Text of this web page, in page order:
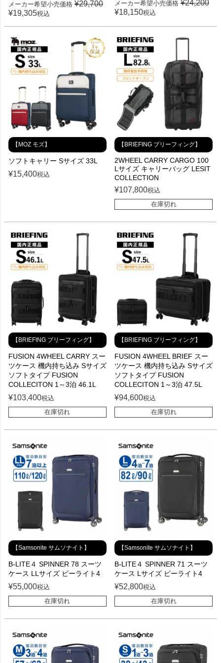
メーカー希望小売価格 ¥29,700
¥19,305税込
メーカー希望小売価格 ¥24,200
¥18,150税込
【MOZ モズ】
ソフトキャリー Sサイズ 33L
¥15,400税込
【BRIEFING ブリーフィング】
2WHEEL CARRY CARGO 100
Lサイズ キャリーバッグ LESIT
COLLECTION
¥107,800税込
在庫切れ
【BRIEFING ブリーフィング】
FUSION 4WHEEL CARRY スー
ツケース 機内持ち込み Sサイズ
ソフトタイプ FUSION
COLLECITON 1～3泊 46.1L
¥103,400税込
在庫切れ
【BRIEFING ブリーフィング】
FUSION 4WHEEL BRIEF スー
ツケース 機内持ち込み Sサイズ
ソフトタイプ FUSION
COLLECITON 1～3泊 47.5L
¥94,600税込
在庫切れ
【Samsonite サムソナイト】
B-LITE４ SPINNER 78 スーツ
ケース LLサイズ ビーライト4
¥55,000税込
在庫切れ
【Samsonite サムソナイト】
B-LITE４ SPINNER 71 スーツ
ケース Lサイズ ビーライト4
¥52,800税込
在庫切れ